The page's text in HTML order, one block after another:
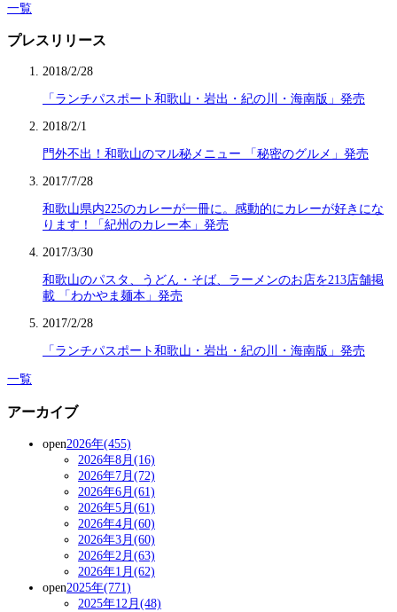
一覧
プレスリリース
2018/2/28
「ランチパスポート和歌山・岩出・紀の川・海南版」発売
2018/2/1
門外不出！和歌山のマル秘メニュー 「秘密のグルメ」発売
2017/7/28
和歌山県内225のカレーが一冊に。感動的にカレーが好きにな
ります！「紀州のカレー本」発売
2017/3/30
和歌山のパスタ、うどん・そば、ラーメンのお店を213店舗掲
載 「わかやま麺本」発売
2017/2/28
「ランチパスポート和歌山・岩出・紀の川・海南版」発売
一覧
アーカイブ
open2026年(455)
2026年8月(16)
2026年7月(72)
2026年6月(61)
2026年5月(61)
2026年4月(60)
2026年3月(60)
2026年2月(63)
2026年1月(62)
open2025年(771)
2025年12月(48)